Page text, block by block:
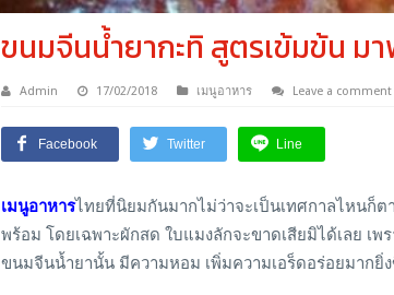
ขนมจีนน้ำยากะทิ สูตรเข้มข้น ม
Admin 17/02/2018 เมนูอาหาร Leave a comment
Facebook Twitter Line
เมนูอาหารไทยที่นิยมกันมากไม่ว่าจะเป็นเทศกาลไหนก็
พร้อม โดยเฉพาะผักสด ใบแมงลักจะขาดเสียมิได้เลย เ
ขนมจีนน้ำยานั้น มีความหอม เพิ่มความเอร็ดอร่อยมากยิ่